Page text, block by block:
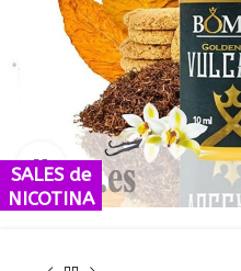
Haga Click para agrandar
SALES de
NICOTINA